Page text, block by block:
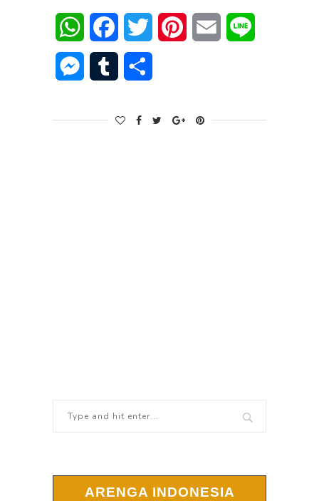
WhatsAppFacebookTwitter PinterestEmail
Messenger
Tumblr
ARENGA INDONESIA